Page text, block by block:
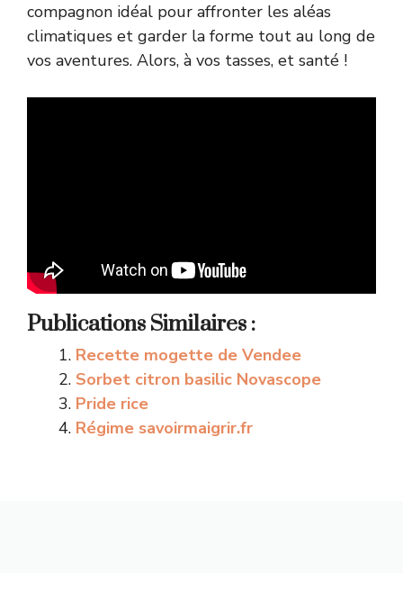
compagnon idéal pour affronter les aléas
climatiques et garder la forme tout au long de
vos aventures. Alors, à vos tasses, et santé !
Publications Similaires :
Recette mogette de Vendee
Sorbet citron basilic Novascope
Pride rice
Régime savoirmaigrir.fr